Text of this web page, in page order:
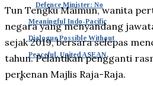
Defence Minister: No
Meaningful Indo-Pacific
Dialogue Possible Without
Peaceful, United ASEAN
Tun Tengku Maimun, wanita
negara yang menyandang
sejak 2019, bersara selepas
tahun. Pelantikan pengganti
perkenan Majlis Raja-Raja.